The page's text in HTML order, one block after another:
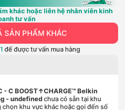
khác hoặc liên hệ nhân viên kinh
tư vấn
SẢN PHẨM KHÁC
để được tư vấn mua hàng
- C BOOST↑CHARGE™ Belkin
- undefinedchưa có sẵn tại khu
khu vực khác hoặc gọi đến số